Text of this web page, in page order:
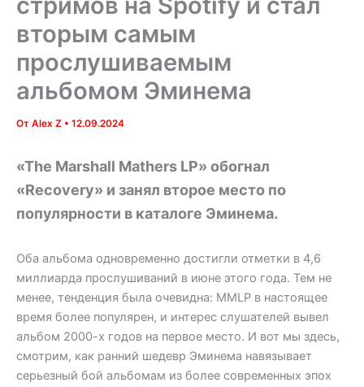
вторым самым
прослушиваемым
альбомом Эминема
От Alex Z • 12.09.2024
«The Marshall Mathers LP» обогнал
«Recovery» и занял второе место по
популярности в каталоге Эминема.
Оба альбома одновременно достигли отметки в 4,6
миллиарда прослушиваний в июне этого года. Тем не
менее, тенденция была очевидна: MMLP в настоящее
время более популярен, и интерес слушателей вывел
альбом 2000-х годов на первое место. И вот мы здесь,
смотрим, как ранний шедевр Эминема навязывает
серьезный бой альбомам из более современных эпох